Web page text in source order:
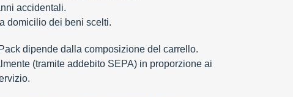
accidentali.
domicilio dei beni scelti.
dipende dalla composizione del carrello.
(tramite addebito SEPA) in proporzione ai